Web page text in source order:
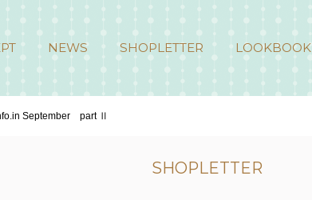
NEWS SHOPLETTER LOOKBOOK
September part Ⅱ
SHOPLETTER